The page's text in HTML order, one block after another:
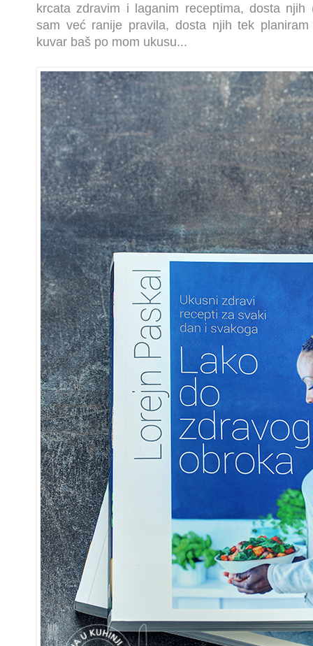
krcata zdravim i laganim receptima, dosta
sam već ranije pravila, dosta njih tek
kuvar baš po mom ukusu...